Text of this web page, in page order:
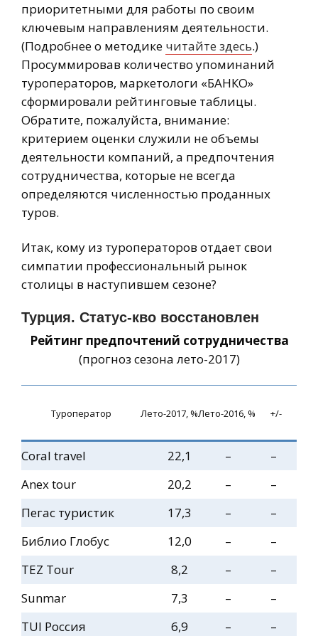
приоритетными для работы по своим
ключевым направлениям деятельности.
(Подробнее о методике читайте здесь.)
Просуммировав количество упоминаний
туроператоров, маркетологи «БАНКО»
сформировали рейтинговые таблицы.
Обратите, пожалуйста, внимание:
критерием оценки служили не объемы
деятельности компаний, а предпочтения
сотрудничества, которые не всегда
определяются численностью проданных
туров.
Итак, кому из туроператоров отдает свои
симпатии профессиональный рынок
столицы в наступившем сезоне?
Турция. Статус-кво восстановлен
Рейтинг предпочтений сотрудничества
(прогноз сезона лето-2017)
Туроператор Лето-2017, %Лето-2016, % +/-
Coral travel 22,1 –
–
Anex tour
20,2 –
–
Пегас туристик
17,3 –
–
Библио Глобус
12,0 –
–
TEZ Tour
8,2 –
–
Sunmar
7,3 –
–
TUI Россия
6,9 –
–